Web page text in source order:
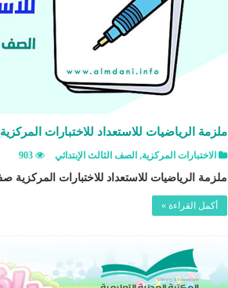
ملزمة الرياضيات للاستعداد للاختبارات
الاختبارات المركزية, الصف الثالث الإبتدائي 903
ملزمة الرياضيات للاستعداد للاختبارات
أكمل القراءة »